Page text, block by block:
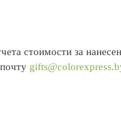
стоимости за